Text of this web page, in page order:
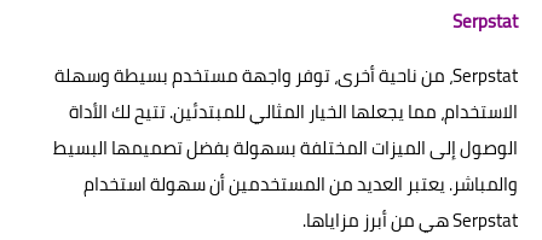
Serpstat
Serpstat، من ناحية أخرى، توفر واجهة مستخدم بسيطة وسهلة
الاستخدام، مما يجعلها الخيار المثالي للمبتدئين. تتيح لك الأداة
الوصول إلى الميزات المختلفة بسهولة بفضل تصميمها البسيط
والمباشر. يعتبر العديد من المستخدمين أن سهولة استخدام
Serpstat هي من أبرز مزاياها.